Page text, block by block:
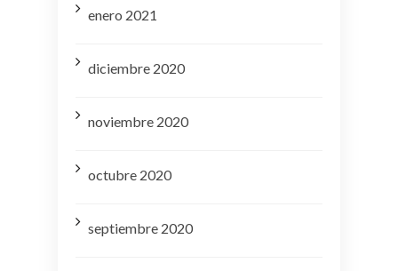
enero 2021
diciembre 2020
noviembre 2020
octubre 2020
septiembre 2020